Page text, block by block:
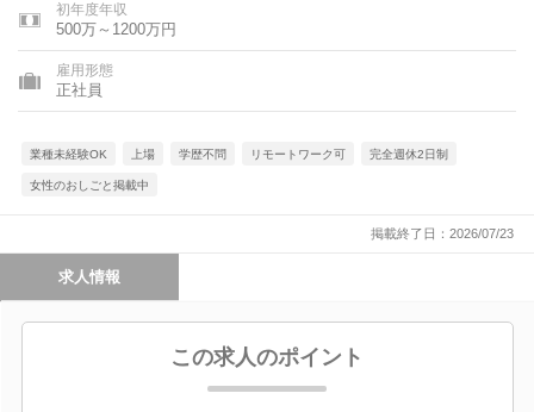
初年度年収
500万～1200万円
雇用形態
正社員
業種未経験OK 上場 学歴不問 リモートワーク可 完全週休2日制
女性のおしごと掲載中
掲載終了日：2026/07/23
求人情報
この求人のポイント